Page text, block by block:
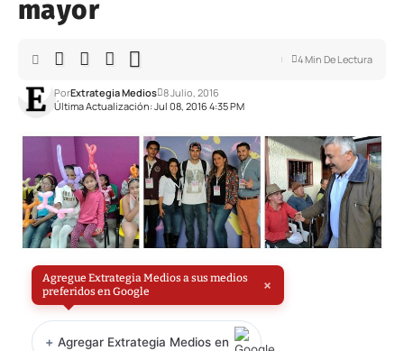
mayor
Última Actualización: Jul 08, 2016 4:35 PM
PorExtrategia Medios 8 Julio, 2016
4 Min De Lectura
Agregue Extrategia Medios a sus medios
preferidos en Google
×
+ Agregar Extrategia Medios en